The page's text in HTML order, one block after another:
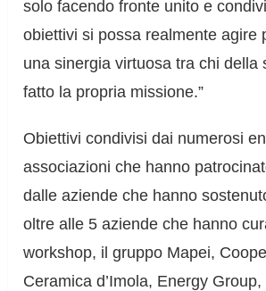
solo facendo fronte unito e
obiettivi si possa realmente agire
una sinergia virtuosa tra chi della
fatto la propria missione.”
Obiettivi condivisi dai numerosi
associazioni che hanno
dalle aziende che hanno
oltre alle 5 aziende che hanno
workshop, il gruppo Mapei,
Ceramica d’Imola, Energy